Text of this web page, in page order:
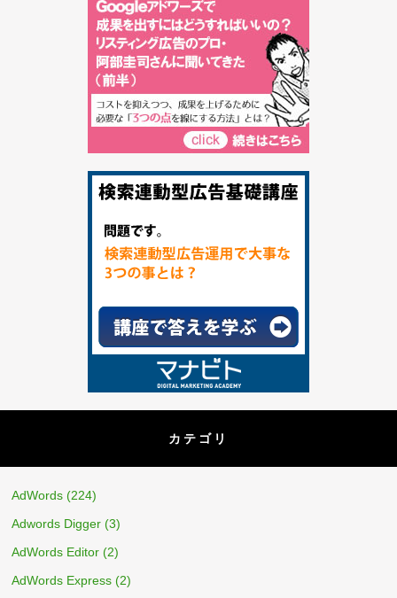
カテゴリ
AdWords (224)
Adwords Digger (3)
AdWords Editor (2)
AdWords Express (2)